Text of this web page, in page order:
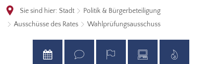
Sie sind hier: Stadt
Politik & Bürgerbeteiligung
Ausschüsse des Rates
Wahlprüfungsausschuss